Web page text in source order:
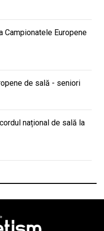
Campionatele Europene
de sală - seniori
național de sală la